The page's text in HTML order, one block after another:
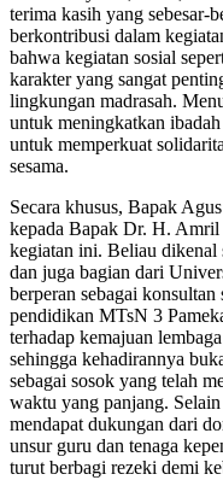
terima kasih yang sebesar-
berkontribusi dalam
bahwa kegiatan sosial
karakter yang sangat
lingkungan madrasah.
untuk meningkatkan
untuk memperkuat
sesama.
Secara khusus, Bapak
kepada Bapak Dr. H. Amril
kegiatan ini. Beliau dikenal
dan juga bagian dari
berperan sebagai
pendidikan MTsN 3
terhadap kemajuan
sehingga kehadirannya
sebagai sosok yang telah
waktu yang panjang.
mendapat dukungan dari
unsur guru dan tenaga
turut berbagi rezeki demi